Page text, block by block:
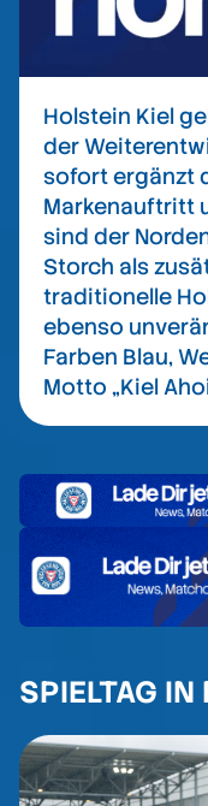
Holstein Kiel
der
sofort ergänzt
Markenauftritt
sind der
Storch als
traditionelle
ebenso
Farben Blau,
Motto „Kiel
SPIELTAG IN